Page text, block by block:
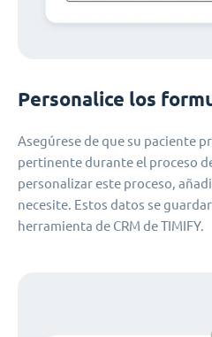
Personalice los
Asegúrese de que su paciente
pertinente durante el proceso
personalizar este proceso,
necesite. Estos datos se
herramienta de CRM de TIMIFY.